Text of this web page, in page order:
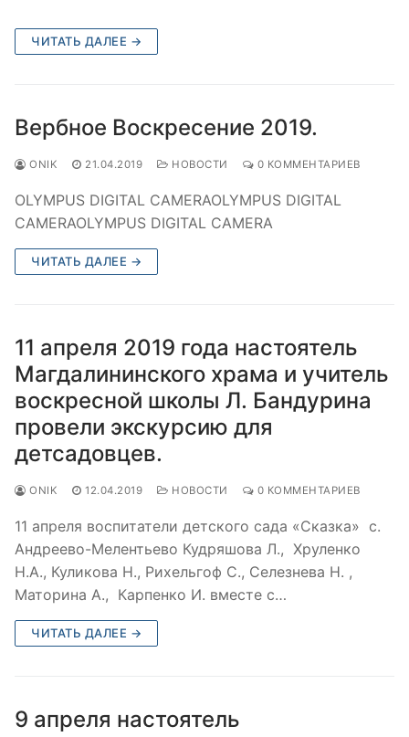
ЧИТАТЬ ДАЛЕЕ →
Вербное Воскресение 2019.
ONIK 21.04.2019 НОВОСТИ 0 КОММЕНТАРИЕВ
OLYMPUS DIGITAL CAMERAOLYMPUS DIGITAL
CAMERAOLYMPUS DIGITAL CAMERA
ЧИТАТЬ ДАЛЕЕ →
11 апреля 2019 года настоятель
Магдалининского храма и учитель
воскресной школы Л. Бандурина
провели экскурсию для
детсадовцев.
ONIK 12.04.2019 НОВОСТИ 0 КОММЕНТАРИЕВ
11 апреля воспитатели детского сада «Сказка» с.
Андреево-Мелентьево Кудряшова Л., Хруленко
Н.А., Куликова Н., Рихельгоф С., Селезнева Н. ,
Маторина А., Карпенко И. вместе с…
ЧИТАТЬ ДАЛЕЕ →
9 апреля настоятель